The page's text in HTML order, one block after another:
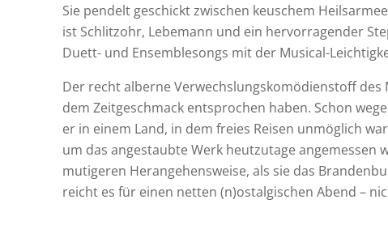
Sie pendelt geschickt zwischen keuschem
ist Schlitzohr, Lebemann und ein hervorragender
Duett- und Ensemblesongs mit der Musical-
Der recht alberne Verwechslungskomödienstoff
dem Zeitgeschmack entsprochen haben. Schon
er in einem Land, in dem freies Reisen unmöglich
um das angestaubte Werk heutzutage angemessen
mutigeren Herangehensweise, als sie das
reicht es für einen netten (n)ostalgischen Abend –